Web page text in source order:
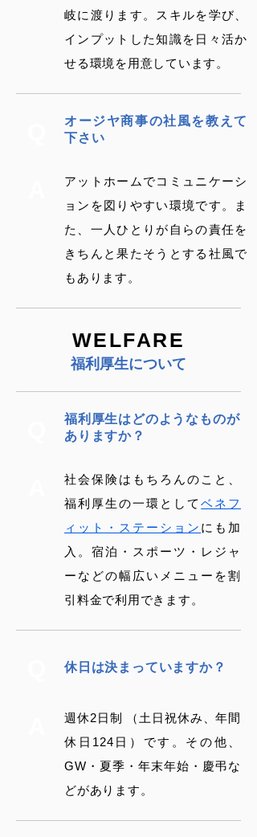
岐に渡ります。スキルを学び、
インプットした知識を日々活か
せる環境を用意しています。
オージヤ商事の社風を教えて
下さい
アットホームでコミュニケーシ
ョンを図りやすい環境です。ま
た、一人ひとりが自らの責任を
きちんと果たそうとする社風で
もあります。
WELFARE
福利厚生について
福利厚生はどのようなものが
ありますか？
社会保険はもちろんのこと、
福利厚生の一環としてベネフ
ィット・ステーション にも加
入。宿泊・スポーツ・レジャ
ーなどの幅広いメニューを割
引料金で利用できます。
休日は決まっていますか？
週休2日制 （土日祝休み、年間
休日124日）です。その他、
GW・夏季・年末年始・慶弔な
どがあります。